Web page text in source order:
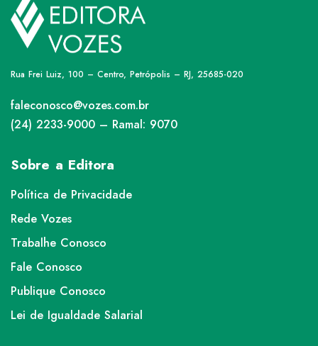
Rua Frei Luiz, 100 – Centro, Petrópolis – RJ, 25685-020
faleconosco@vozes.com.br
(24) 2233-9000 – Ramal: 9070
Sobre a Editora
Política de Privacidade
Rede Vozes
Trabalhe Conosco
Fale Conosco
Publique Conosco
Lei de Igualdade Salarial